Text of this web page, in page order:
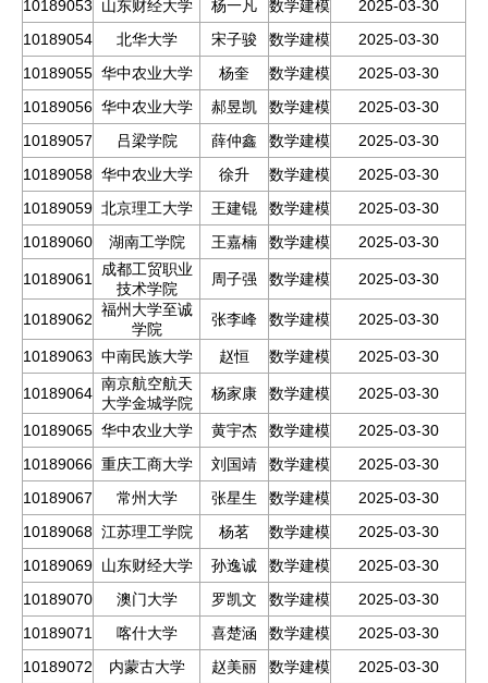
10189053 山东财经大学 杨一凡 数学建模
2025-03-30
10189054
北华大学 宋子骏 数学建模
2025-03-30
10189055 华中农业大学 杨奎 数学建模
2025-03-30
10189056 华中农业大学 郝昱凯 数学建模
2025-03-30
10189057
吕梁学院 薛仲鑫 数学建模
2025-03-30
10189058 华中农业大学 徐升 数学建模
2025-03-30
10189059 北京理工大学 王建锟 数学建模
2025-03-30
10189060
湖南工学院 王嘉楠 数学建模 2025-03-30
10189061
成都工贸职业
技术学院
周子强 数学建模 2025-03-30
10189062
福州大学至诚
学院
张李峰 数学建模 2025-03-30
10189063 中南民族大学 赵恒 数学建模 2025-03-30
10189064
南京航空航天
大学金城学院
杨家康 数学建模 2025-03-30
10189065 华中农业大学 黄宇杰 数学建模
2025-03-30
10189066 重庆工商大学 刘国靖 数学建模
2025-03-30
10189067
常州大学 张星生 数学建模
2025-03-30
10189068 江苏理工学院 杨茗 数学建模
2025-03-30
10189069 山东财经大学 孙逸诚 数学建模
2025-03-30
10189070
澳门大学 罗凯文 数学建模
2025-03-30
10189071
喀什大学 喜楚涵 数学建模
2025-03-30
10189072
内蒙古大学 赵美丽 数学建模 2025-03-30